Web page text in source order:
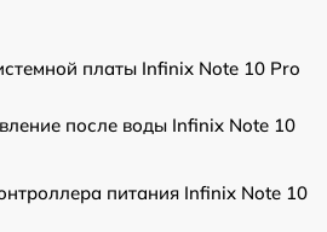
платы Infinix Note 10 Pro
после воды Infinix Note 10
питания Infinix Note 10